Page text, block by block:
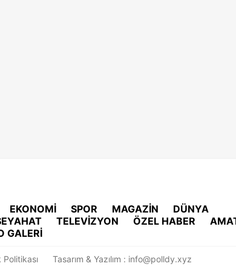
EKONOMİ SPOR MAGAZİN
DÜNYA
TELEVİZYON ÖZEL HABER
GALERİ
Politikası Tasarım & Yazılım : info@polldy.xyz